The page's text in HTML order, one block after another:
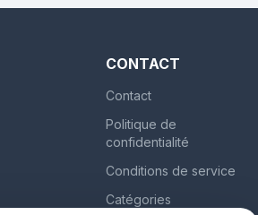
CONTACT
Contact
Politique de
confidentialité
Conditions de service
Catégories